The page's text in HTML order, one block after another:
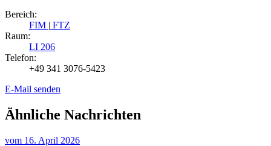
Bereich:
FIM | FTZ
Raum:
LI 206
Telefon:
+49 341 3076-5423
E-Mail senden
Ähnliche Nachrichten
vom 16. April 2026